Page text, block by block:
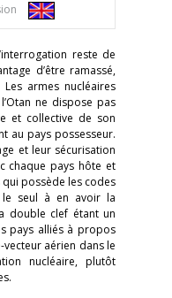
reste de
d’être ramassé,
armes nucléaires
ne dispose pas
et collective de son
au pays possesseur.
et leur sécurisation
chaque pays hôte et
possède les codes
le seul à en avoir la
double clef étant un
pays alliés à propos
aérien dans le
nucléaire, plutôt